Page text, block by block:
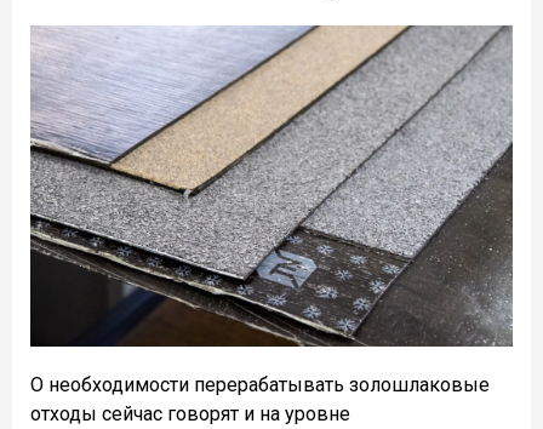
О необходимости перерабатывать золошлаковые
отходы сейчас говорят и на уровне